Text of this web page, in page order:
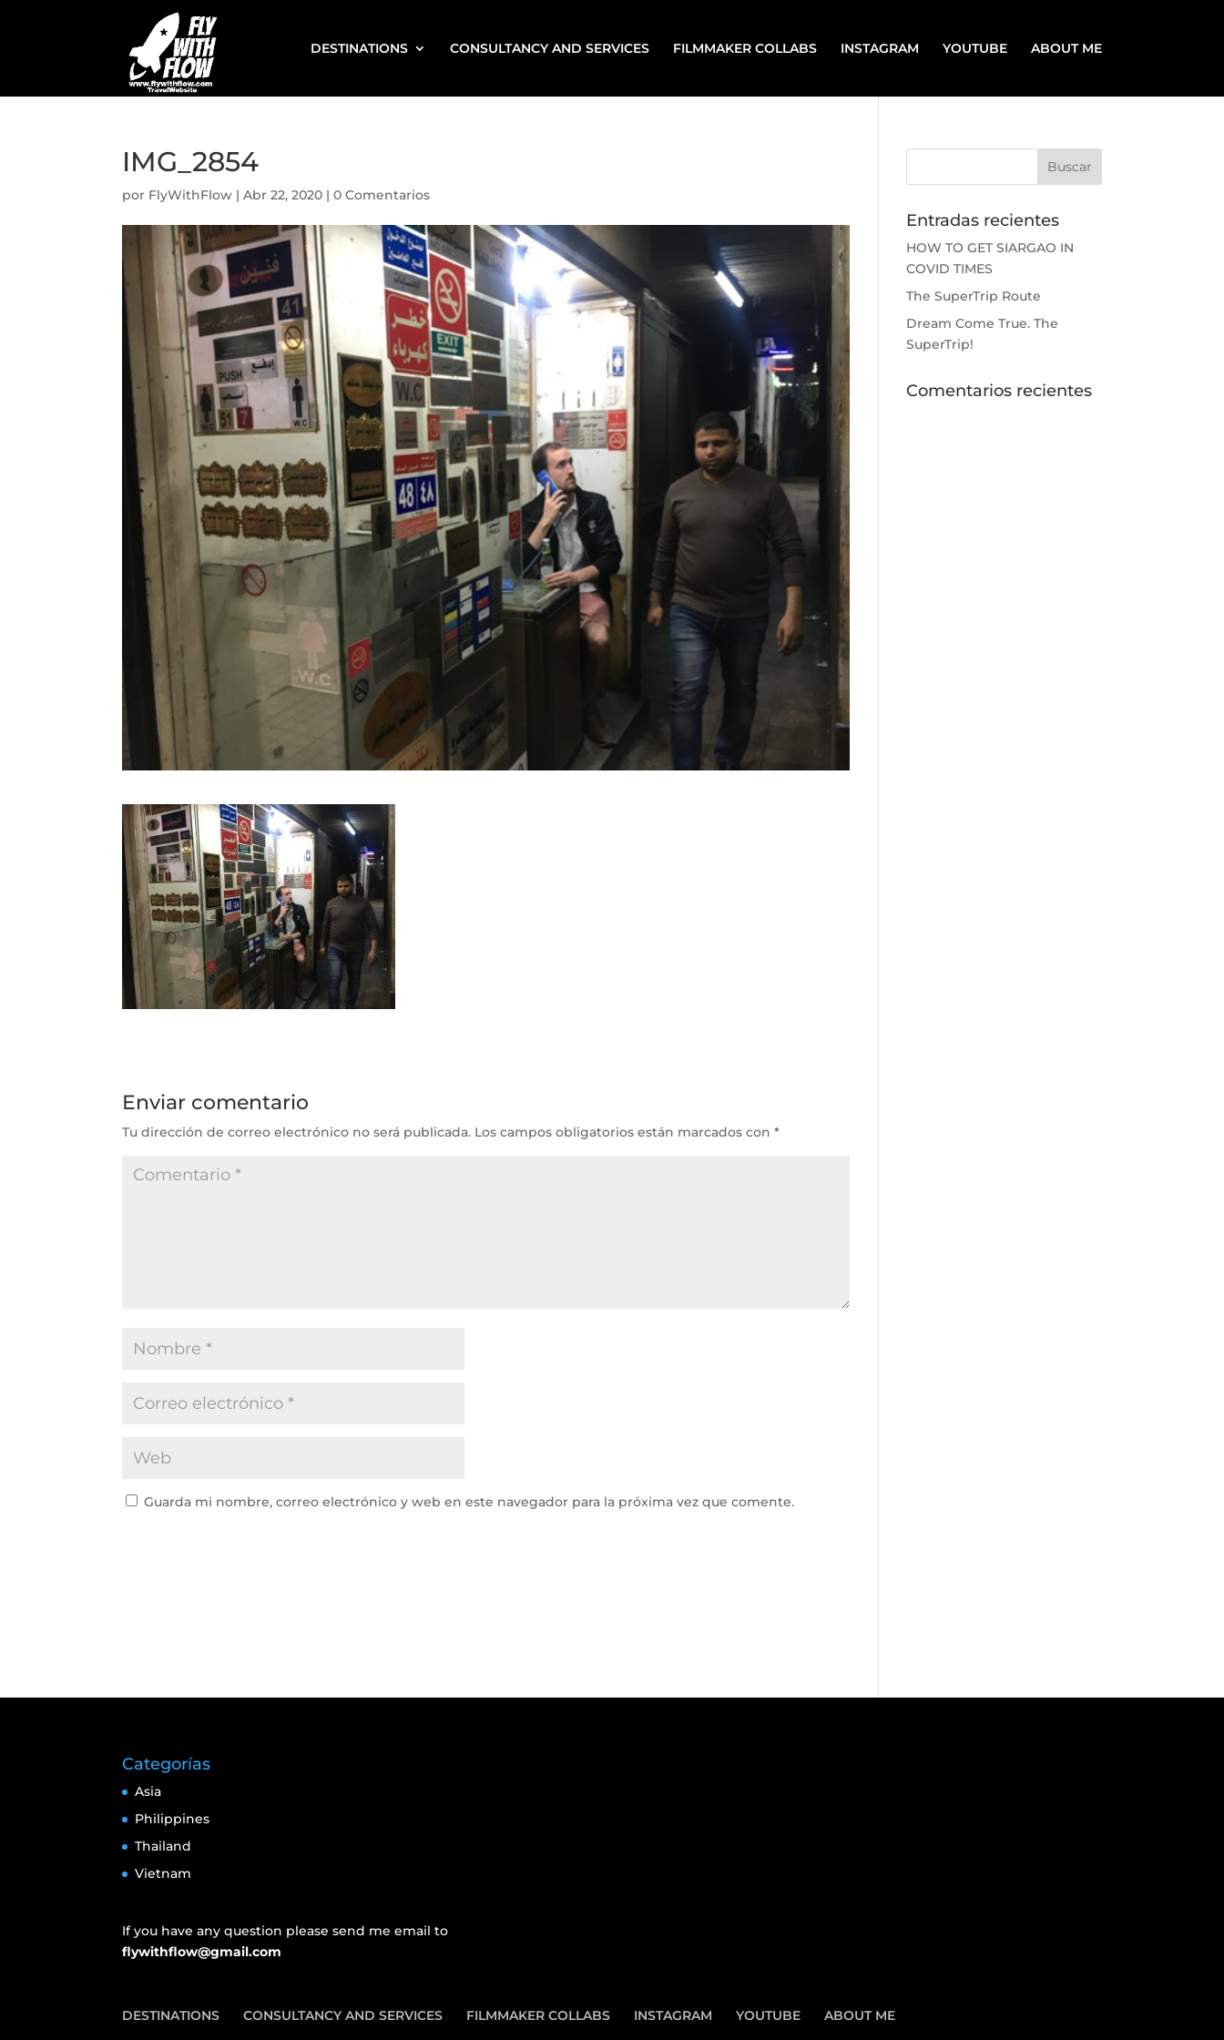
DESTINATIONS CONSULTANCY AND SERVICES FILMMAKER COLLABS INSTAGRAM YOUTUBE ABOUT ME
IMG_2854
por FlyWithFlow |Abr 22, 2020 |0 Comentarios
Enviar comentario
Tu dirección de correo electrónico no será publicada. Los campos obligatorios están marcados con*
Guarda mi nombre, correo electrónico y web en este navegador para la próxima vez que comente.
Entradas recientes
HOW TO GET SIARGAO IN
COVID TIMES
The SuperTrip Route
Dream Come True. The
SuperTrip!
Comentarios recientes
Categorías
Asia
Philippines
Thailand
Vietnam
If you have any question please send me email to
flywithflow@gmail.com
DESTINATIONS CONSULTANCY AND SERVICES FILMMAKER COLLABS INSTAGRAM YOUTUBE ABOUT ME